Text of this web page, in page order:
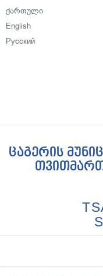
ქართული
English
Русский
ცაგერის